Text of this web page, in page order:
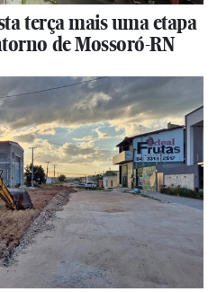
terça mais uma etapa
de Mossoró-RN